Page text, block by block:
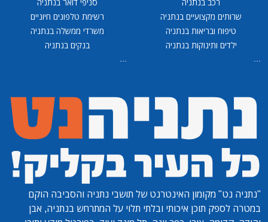
שרותים מקצועיים בנתניה
טיפוח ובריאות בנתניה
ילדים ותינוקות בנתניה
...
רשימת טלפונים חיוניים
משרדי ממשלה בנתניה
בנקים בנתניה
...
"נתניה נט" מקומון האינטרנט של תושבי נתניה והסביבה הוקם
במטרה לספק תוכן איכותי ובלתי תלוי על המתרחש בנתניה, אבן